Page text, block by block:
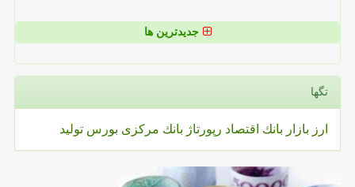
جدیدترین ها
تگها
ارز بازار بانك اقتصاد رپورتاژ بانك مركزی بورس تولید